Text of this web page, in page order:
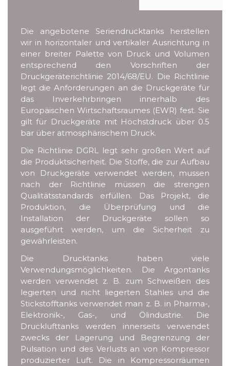
Die angebotene Seriendrucktanks herstellen
wir in horizontaler und vertikaler Ausrichtung in
einer breiter Palette von Druck und Volumen
entsprechend den Vorschriften der
Druckgeräterichtlinie 2014/68/EU. Die Richtlinie
legt die Anforderungen an die Druckgeräte für
das Inverkehrbringen innerhalb des
Europäischen Wirtschaftsraumes (EWR) fest. Sie
gilt für Druckgeräte mit Höchstdruck über 0.5
bar über atmosphärischem Druck.
Die Richtlinie DGRL legt sehr großen Wert auf
die Produktsicherheit. Die Stoffe, die zur Aufbau
von Druckgeräte verwendet werden, mussen
nach der Richtlinie müssen die strengen
Qualitätsstandards erfüllen. Das Projekt, die
Produktion, die Überprüfung und die
Installation der Druckgeräte sollen so
ausgeführt werden, um die Sicherheit zu
gewährleisten.
Die Drucktanks haben viele
Verwendungsmöglichkeiten. Die Argontanks
werden verwendet z. B. zum Schweißen des
legierten und nicht liegerten Stahles und die
Stickstofftanks verwendet man z. B. in Pharma-,
Elektronik-, Gas-, und Ölindustrie. Die
Drucklufttanks werden innerseits verwendet
zwecks der Lagerung und Begrenzung der
Pulsation und des Verlusts an von Kompressor
produzierter Luft. Die in Kompressorräumen